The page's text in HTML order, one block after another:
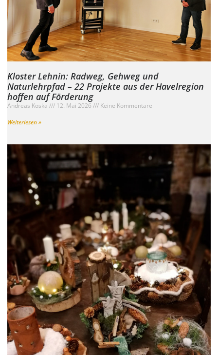
Kloster Lehnin: Radweg, Gehweg und
Naturlehrpfad – 22 Projekte aus der Havelregion
hoffen auf Förderung
Andreas Koska 12. Mai 2026
Keine Kommentare
Weiterlesen »